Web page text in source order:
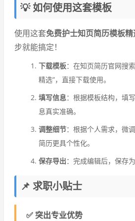
💡 如何使用这套模板
使用这套免费护士知页简历模板精
步就能搞定！
下载模板：在知页简历官网搜
精选”，直接下载使用。
填写信息：根据模板结构，填
息真实准确。
调整细节：根据个人需求，微
简历更具个性化。
保存导出：完成编辑后，保存
📌 求职小贴士
✅ 突出专业优势